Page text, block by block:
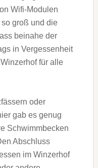
Wifi-Modulen
groß und die
beinahe der
in Vergessenheit
für alle
oder
gab es genug
Schwimmbecken
Abschluss
im Winzerhof